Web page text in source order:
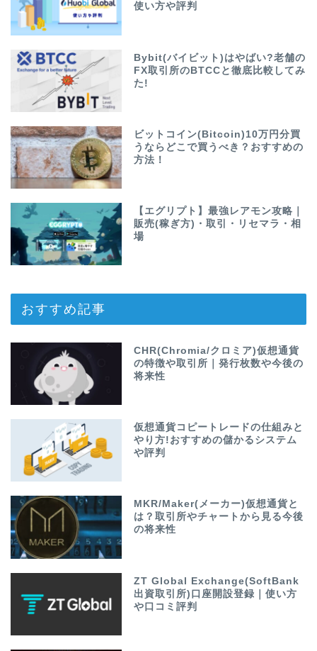
使い方や評判
Bybit(バイビット)はやばい?老舗の
FX取引所のBTCCと徹底比較してみ
た!
ビットコイン(Bitcoin)10万円分買
うならどこで買うべき？おすすめの
方法！
【エグリプト】最強レアモン攻略｜
販売(稼ぎ方)・取引・リセマラ・相
場
おすすめ記事
CHR(Chromia/クロミア)仮想通貨
の特徴や取引所｜発行枚数や今後の
将来性
仮想通貨コピートレードの仕組みと
やり方!おすすめの儲かるシステム
や評判
MKR/Maker(メーカー)仮想通貨と
は？取引所やチャートから見る今後
の将来性
ZT Global Exchange(SoftBank
出資取引所)口座開設登録｜使い方
や口コミ評判